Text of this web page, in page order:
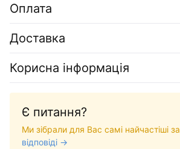
Оплата
Доставка
Корисна інформація
Є питання?
Ми зібрали для Вас самі найчастіші
відповіді →